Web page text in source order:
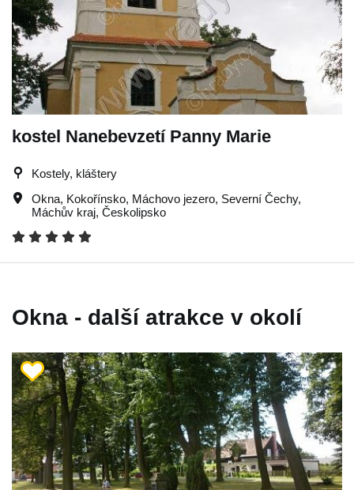
kostel Nanebevzetí Panny Marie
Kostely, kláštery
Okna, Kokořínsko, Máchovo jezero, Severní Čechy,
Máchův kraj, Českolipsko
Okna - další atrakce v okolí